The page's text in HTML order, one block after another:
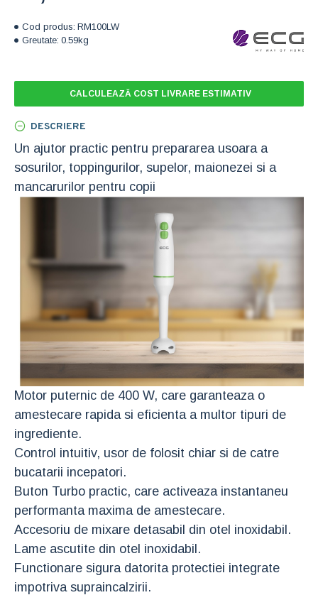
Cod produs: RM100LW
Greutate: 0.59kg
CALCULEAZĂ COST LIVRARE ESTIMATIV
DESCRIERE
Un ajutor practic pentru prepararea usoara a
sosurilor, toppingurilor, supelor, maionezei si a
mancarurilor pentru copii
Motor puternic de 400 W, care garanteaza o
amestecare rapida si eficienta a multor tipuri de
ingrediente.
Control intuitiv, usor de folosit chiar si de catre
bucatarii incepatori.
Buton Turbo practic, care activeaza instantaneu
performanta maxima de amestecare.
Accesoriu de mixare detasabil din otel inoxidabil.
Lame ascutite din otel inoxidabil.
Functionare sigura datorita protectiei integrate
impotriva supraincalzirii.